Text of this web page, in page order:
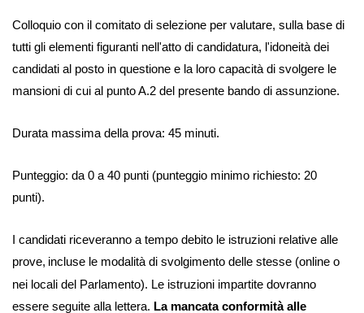
Colloquio con il comitato di selezione per valutare, sulla base di
tutti gli elementi figuranti nell'atto di candidatura, l'idoneità dei
candidati al posto in questione e la loro capacità di svolgere le
mansioni di cui al punto A.2 del presente bando di assunzione.
Durata massima della prova: 45 minuti.
Punteggio: da 0 a 40 punti (punteggio minimo richiesto: 20
punti).
I candidati riceveranno a tempo debito le istruzioni relative alle
prove, incluse le modalità di svolgimento delle stesse (online o
nei locali del Parlamento). Le istruzioni impartite dovranno
essere seguite alla lettera. La mancata conformità alle